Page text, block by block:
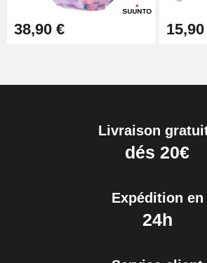
38,90 €
Livraison
dés 20€
Expédition en
24h